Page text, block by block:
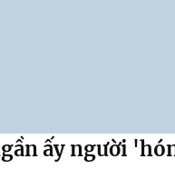
ấy người